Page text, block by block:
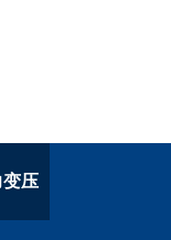
压